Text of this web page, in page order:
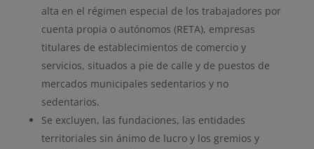
alta en el régimen especial de los trabajadores por
cuenta propia o autónomos (RETA), empresas
titulares de establecimientos de comercio y
servicios, situados a pie de calle y de puestos de
mercados municipales sedentarios y no
sedentarios.
Se excluyen, las fundaciones, las entidades
territoriales sin ánimo de lucro y los gremios y